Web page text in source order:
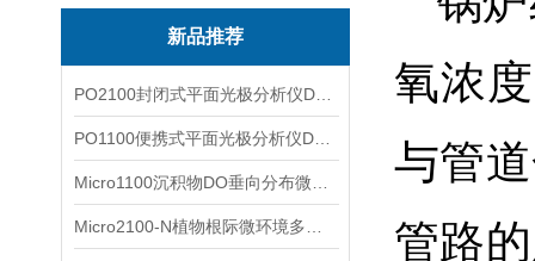
新品推荐
氧浓
与管
管路